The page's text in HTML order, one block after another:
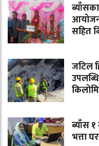
सहित
जटिल
ब्याँस
भत्ता